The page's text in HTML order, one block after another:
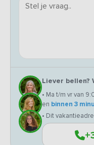
Liever bellen?
• Ma t/m vr van
en binnen 3
• Dit